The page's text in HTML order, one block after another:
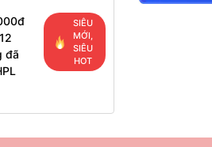
đã
SIÊU
MỚI,
SIÊU
HOT